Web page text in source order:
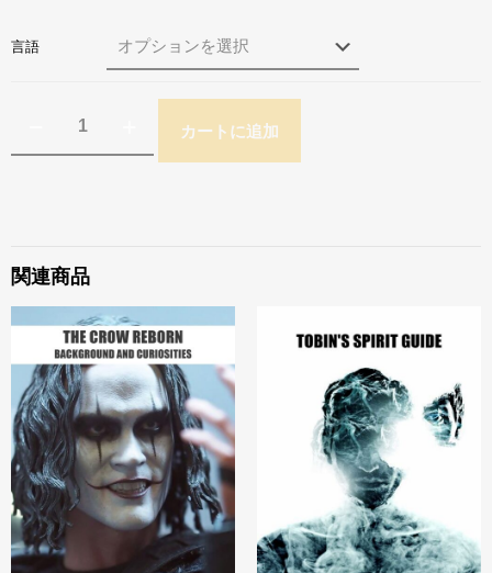
言語
カートに追加
関連商品